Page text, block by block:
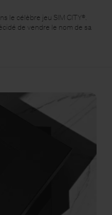
le célèbre jeu SIM CITY®.
de vendre le nom de sa